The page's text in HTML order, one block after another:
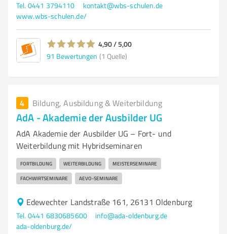
Tel. 0441 3794110
kontakt@wbs-schulen.de
www.wbs-schulen.de/
4,90 / 5,00
91 Bewertungen (1 Quelle)
4 Bildung, Ausbildung & Weiterbildung
AdA - Akademie der Ausbilder UG
AdA Akademie der Ausbilder UG – Fort- und
Weiterbildung mit Hybridseminaren
FORTBILDUNG WEITERBILDUNG MEISTERSEMINARE
FACHWIRTSEMINARE AEVO-SEMINARE
Edewechter Landstraße 161, 26131 Oldenburg
Tel. 0441 6830685600
info@ada-oldenburg.de
ada-oldenburg.de/